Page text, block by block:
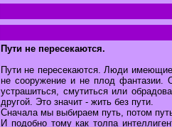
Пути не пересекаются.
Пути не пересекаются. Люди имеющие
не сооружение и не плод фантазии.
устрашиться, смутиться или
другой. Это значит - жить без пути.
Сначала мы выбираем путь, потом
И подобно тому как толпа